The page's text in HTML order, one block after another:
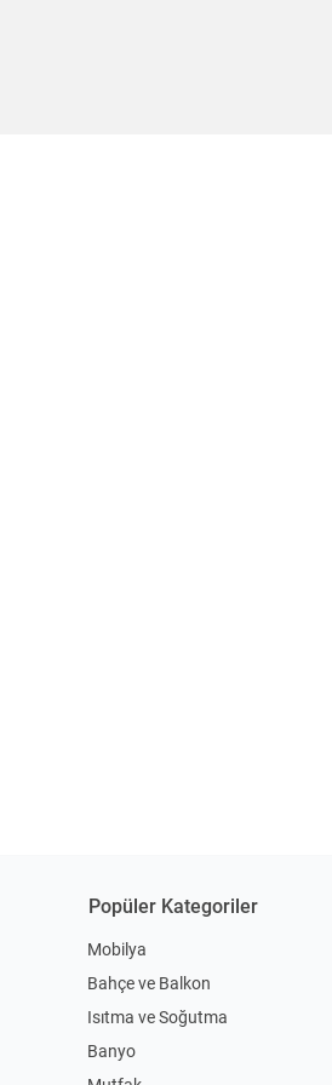
Popüler Kategoriler
Mobilya
Bahçe ve Balkon
Isıtma ve Soğutma
Banyo